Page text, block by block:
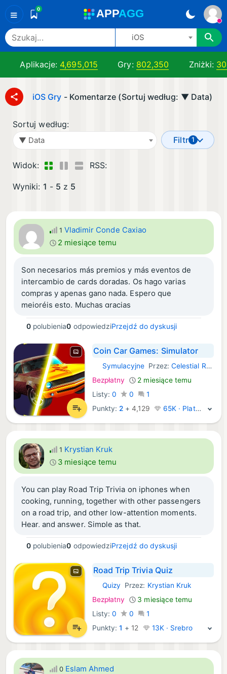
≡ 0 APPAGG
iOS
Aplikacje: 4,695,015 Gry: 802,350 Zniżki:
iOS Gry - Komentarze (Sortuj według: ▼ Data)
Sortuj według:
▼ Data Filtr 1
Widok: RSS:
Wyniki: 1 - 5 z 5
1 Vladimir Conde Caxiao
2 miesiące temu
Son necesarios más premios y más eventos de
intercambio de cards doradas. Os hago varias
compras y apenas gano nada. Espero que
mejoréis esto. Muchas gracias
0polubienia0 odpowiedziPrzejdź do dyskusji
Coin Car Games: Simulator
iOS Gry:
Symulacyjne Przez: Celestial Roads, LLC
Bezpłatny
2 miesiące temu
Listy: 0 0
1
Punkty: 2 +4,129 65K · Platyna
1 Krystian Kruk
3 miesiące temu
You can play Road Trip Trivia on iphones when
cooking, running, together with other passengers
on a road trip, and other low-attention moments.
Hear, and answer. Simple as that.
0polubienia0 odpowiedziPrzejdź do dyskusji
Road Trip Trivia Quiz
iOS Gry:
Quizy Przez: Krystian Kruk
Bezpłatny
3 miesiące temu
Listy: 0 0
1
Punkty:1 + 12 13K · Srebro
0 Eslam Ahmed